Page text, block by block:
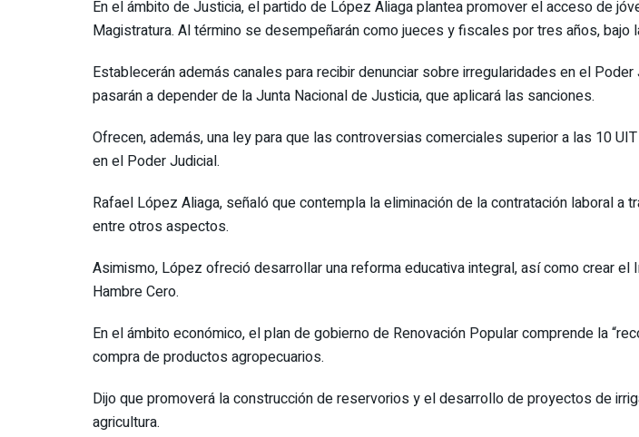
En el ámbito de Justicia, el partido de López Aliaga plantea promover el acceso de
Magistratura. Al término se desempeñarán como jueces y fiscales por tres años,
Establecerán además canales para recibir denunciar sobre irregularidades en el
pasarán a depender de la Junta Nacional de Justicia, que aplicará las sanciones.
Ofrecen, además, una ley para que las controversias comerciales superior a las 10
en el Poder Judicial.
Rafael López Aliaga, señaló que contempla la eliminación de la contratación laboral a
entre otros aspectos.
Asimismo, López ofreció desarrollar una reforma educativa integral, así como crear
Hambre Cero.
En el ámbito económico, el plan de gobierno de Renovación Popular comprende la
compra de productos agropecuarios.
Dijo que promoverá la construcción de reservorios y el desarrollo de proyectos de
agricultura.